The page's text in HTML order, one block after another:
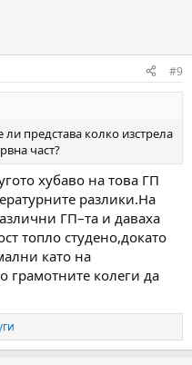
#9
представа колко изстрела
част?
хубаво на това ГП
разлики.На
ГП–та и даваха
топло студено,докато
като на
колеги да